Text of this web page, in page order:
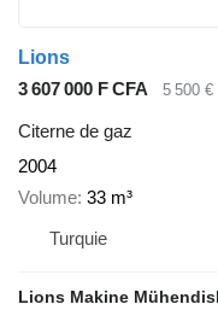
Lions
3 607 000 F CFA
5 500 €
Citerne de gaz
2004
Volume 33 m³
Turquie
Lions Makine